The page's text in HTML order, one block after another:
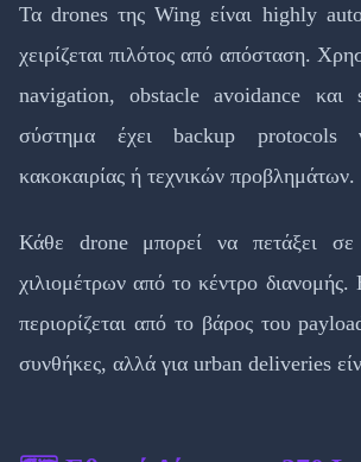
Τα drones της Wing είναι highly
χειρίζεται πιλότος από απόσταση.
navigation, obstacle avoidance
σύστημα έχει backup protocols
κακοκαιρίας ή τεχνικών προβλημάτων.
Κάθε drone μπορεί να πετάξει σε
χιλιομέτρων από το κέντρο
περιορίζεται από το βάρος του
συνθήκες, αλλά για urban deliveries